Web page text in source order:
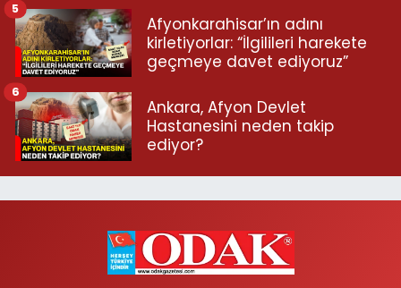
Afyonkarahisar’ın adını
kirletiyorlar: “İlgilileri harekete
geçmeye davet ediyoruz”
5
Ankara, Afyon Devlet
Hastanesini neden takip
ediyor?
6